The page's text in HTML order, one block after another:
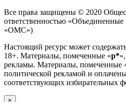
Все права защищены © 2020
ответственностью
«ОМС»)
Настоящий ресурс может
18+. Материалы, помеченные «р*
рекламы. Материалы, помеченные
политической рекламой и
соответствующих избирательных
×